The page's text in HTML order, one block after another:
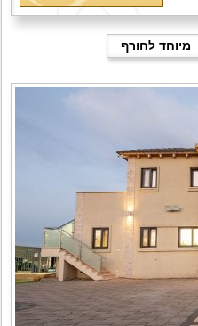
מיוחד לחורף